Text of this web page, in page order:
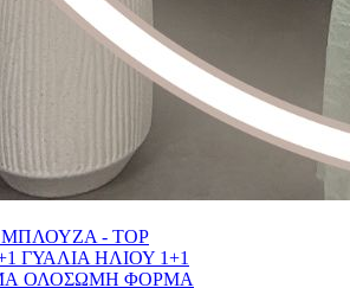
ΜΠΛΟΥΖΑ - TOP
ΓΥΑΛΙΑ ΗΛΙΟΥ 1+1
ΟΛΟΣΩΜΗ ΦΟΡΜΑ